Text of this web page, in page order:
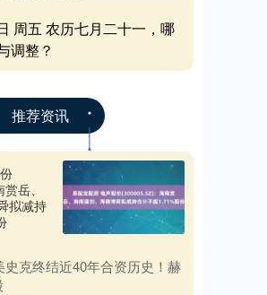
周五 农历七月二十一，哪
调整？
推荐资讯
岳、
拟减持
史克终结近40年合资历史！赫